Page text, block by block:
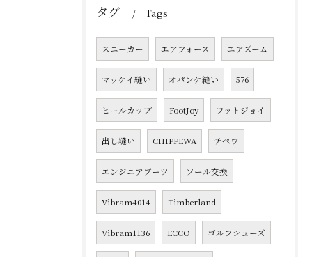
タグ Tags
スニーカー エアフォース エアズーム
マッケイ縫い オパンケ縫い 576
ヒールカップ FootJoy フットジョイ
出し縫い CHIPPEWA チペワ
エンジニアブーツ ソール交換
Vibram4014 Timberland
Vibram1136 ECCO ゴルフシューズ